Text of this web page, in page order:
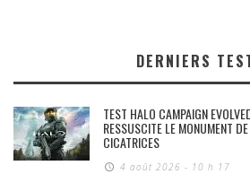
DERNIERS
TEST HALO CAMPAIGN
RESSUSCITE LE MONUMENT
CICATRICES
4 août 2026 - 10 h 17